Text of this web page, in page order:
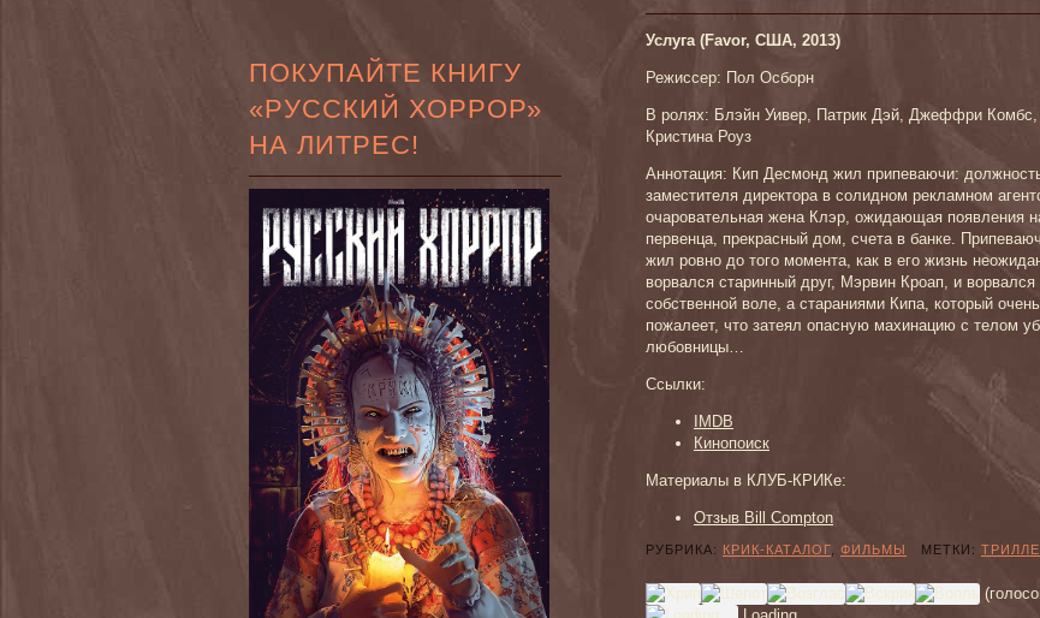
ПОКУПАЙТЕ КНИГУ
«РУССКИЙ ХОРРОР»
НА ЛИТРЕС!
Услуга (Favor, США, 2013)
Режиссер: Пол Осборн
В ролях: Блэйн Уивер, Патрик Дэй, Джеффри Комбс,
Кристина Роуз
Аннотация: Кип Десмонд жил припеваючи:
заместителя директора в солидном рекламном
очаровательная жена Клэр, ожидающая появления
первенца, прекрасный дом, счета в банке.
жил ровно до того момента, как в его жизнь
ворвался старинный друг, Мэрвин Кроап, и ворвался
собственной воле, а стараниями Кипа, который
пожалеет, что затеял опасную махинацию с телом
любовницы…
Ссылки:
IMDB
Кинопоиск
Материалы в КЛУБ-КРИКе:
Отзыв Bill Compton
РУБРИКА: КРИК-КАТАЛОГ ФИЛЬМЫ МЕТКИ: